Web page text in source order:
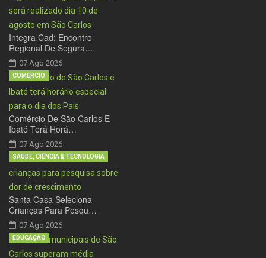
Integra Cad: Encontro
Regional De Segura…
07 Ago 2026
Comércio De São Carlos E
Ibaté Terá Horá…
07 Ago 2026
COMÉRCIO
Santa Casa Seleciona
Crianças Para Pesqu…
07 Ago 2026
SAÚDE, CIÊNCIA & TECNOLOGIA
EDUCAÇÃO